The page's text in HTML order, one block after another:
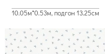
10.05м*0.53м, подгон 13.25см